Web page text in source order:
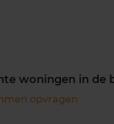
woningen in de
opvragen